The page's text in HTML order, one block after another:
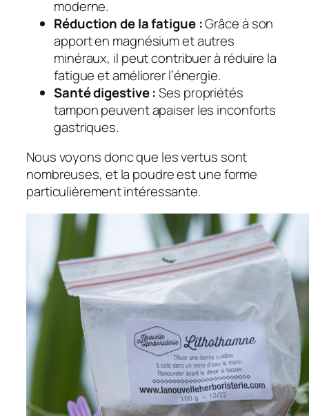
moderne.
Réduction de la fatigue :Grâce à son
apport en magnésium et autres
minéraux, il peut contribuer à réduire la
fatigue et améliorer l’énergie.
Santé digestive :Ses propriétés
tampon peuvent apaiser les inconforts
gastriques.
Nous voyons donc que les vertus sont
nombreuses, et la poudre est une forme
particulièrement intéressante.